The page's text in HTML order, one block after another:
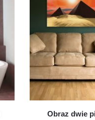
Obraz dwie